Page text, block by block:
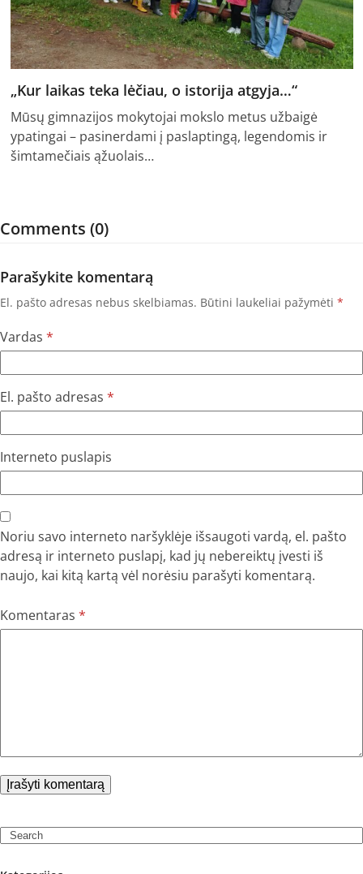
„Kur laikas teka lėčiau, o istorija atgyja…“
Mūsų gimnazijos mokytojai mokslo metus užbaigė
ypatingai – pasinerdami į paslaptingą, legendomis ir
šimtamečiais ąžuolais…
Comments (0)
Parašykite komentarą
El. pašto adresas nebus skelbiamas. Būtini laukeliai pažymėti *
Vardas *
El. pašto adresas *
Interneto puslapis
Noriu savo interneto naršyklėje išsaugoti vardą, el. pašto
adresą ir interneto puslapį, kad jų nebereiktų įvesti iš
naujo, kai kitą kartą vėl norėsiu parašyti komentarą.
Komentaras *
Search